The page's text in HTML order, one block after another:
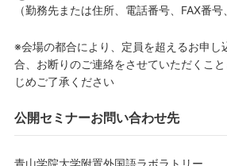
（勤務先または住所、電話番号、FAX番号
※会場の都合により、定員を超えるお申し
合、お断りのご連絡をさせていただくこ
じめご了承ください
公開セミナーお問い合わせ先
青山学院大学附置外国語ラボラトリー